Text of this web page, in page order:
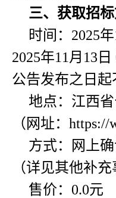
三、获取招标
时间：2025
2025年11月13
公告发布之日起
地点：江西
（网址：https://
方式：网上
（详见其他补充
售价：0.0元